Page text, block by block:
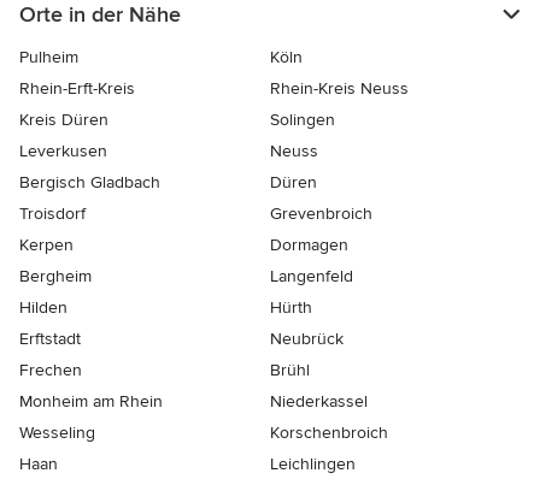
Orte in der Nähe
Pulheim
Köln
Rhein-Erft-Kreis
Rhein-Kreis Neuss
Kreis Düren
Solingen
Leverkusen
Neuss
Bergisch Gladbach
Düren
Troisdorf
Grevenbroich
Kerpen
Dormagen
Bergheim
Langenfeld
Hilden
Hürth
Erftstadt
Neubrück
Frechen
Brühl
Monheim am Rhein
Niederkassel
Wesseling
Korschenbroich
Haan
Leichlingen